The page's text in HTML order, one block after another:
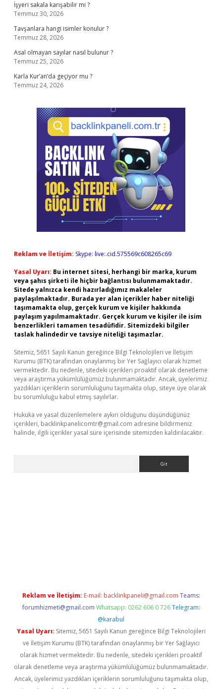
İşyeri sakala karışabilir mi ?
Temmuz 30, 2026
Tavşanlara hangi isimler konulur ?
Temmuz 28, 2026
Asal olmayan sayılar nasıl bulunur ?
Temmuz 25, 2026
Karla Kur’an’da geçiyor mu ?
Temmuz 24, 2026
Reklam ve İletişim: Skype: live:.cid.575569c608265c69
Yasal Uyarı: Bu internet sitesi, herhangi bir marka, kurum
veya şahıs şirketi ile hiçbir bağlantısı bulunmamaktadır.
Sitede yalnızca kendi hazırladığımız makaleler
paylaşılmaktadır. Burada yer alan içerikler haber niteliği
taşımamakta olup, gerçek kurum ve kişiler hakkında
paylaşım yapılmamaktadır. Gerçek kurum ve kişiler ile isim
benzerlikleri tamamen tesadüfidir. Sitemizdeki bilgiler
taslak halindedir ve tavsiye niteliği taşımazlar.
Sitemiz, 5651 Sayılı Kanun gereğince Bilgi Teknolojileri ve İletişim
Kurumu (BTK) tarafından onaylanmış bir Yer Sağlayıcı olarak hizmet
vermektedir. Bu nedenle, sitedeki içerikleri proaktif olarak denetleme
veya araştırma yükümlülüğümüz bulunmamaktadır. Ancak, üyelerimiz
yazdıkları içeriklerin sorumluluğunu taşımakta olup, siteye üye olarak
bu sorumluluğu kabul etmiş sayılırlar.
Hukuka ve yasal düzenlemelere aykırı olduğunu düşündüğünüz
içerikleri, backlinkpanelicomtr@gmail.com adresine bildirmeniz
halinde, ilgili içerikler yasal süre içerisinde sitemizden kaldırılacaktır.
Reklam ve İletişim: E-mail: backlinkpaneli@gmail.com Teams:
forumhizmeti@gmail.com Whatsapp: 0262 606 0 726 Telegram:
@karabul
Yasal Uyarı: Sitemiz, 5651 Sayılı Kanun gereğince Bilgi Teknolojileri
ve İletişim Kurumu (BTK) tarafından onaylanmış bir Yer Sağlayıcı
olarak hizmet vermektedir. Bu nedenle, sitedeki içerikleri proaktif
olarak denetleme veya araştırma yükümlülüğümüz bulunmamaktadır.
Ancak, üyelerimiz yazdıkları içeriklerin sorumluluğunu taşımakta olup,